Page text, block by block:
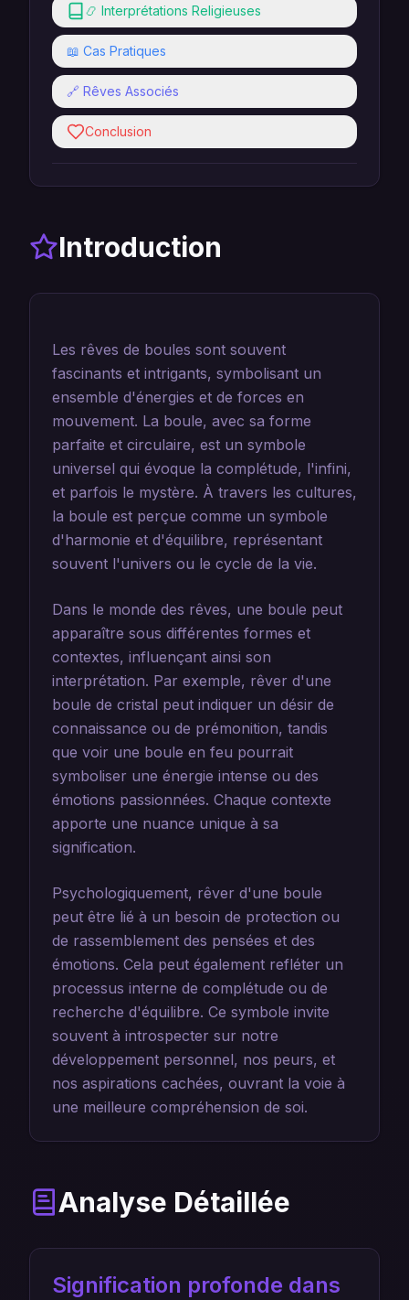
📿 Interprétations Religieuses
📖 Cas Pratiques
🔗 Rêves Associés
Conclusion
Introduction
Les rêves de boules sont souvent
fascinants et intrigants, symbolisant un
ensemble d'énergies et de forces en
mouvement. La boule, avec sa forme
parfaite et circulaire, est un symbole
universel qui évoque la complétude, l'infini,
et parfois le mystère. À travers les cultures,
la boule est perçue comme un symbole
d'harmonie et d'équilibre, représentant
souvent l'univers ou le cycle de la vie.
Dans le monde des rêves, une boule peut
apparaître sous différentes formes et
contextes, influençant ainsi son
interprétation. Par exemple, rêver d'une
boule de cristal peut indiquer un désir de
connaissance ou de prémonition, tandis
que voir une boule en feu pourrait
symboliser une énergie intense ou des
émotions passionnées. Chaque contexte
apporte une nuance unique à sa
signification.
Psychologiquement, rêver d'une boule
peut être lié à un besoin de protection ou
de rassemblement des pensées et des
émotions. Cela peut également refléter un
processus interne de complétude ou de
recherche d'équilibre. Ce symbole invite
souvent à introspecter sur notre
développement personnel, nos peurs, et
nos aspirations cachées, ouvrant la voie à
une meilleure compréhension de soi.
Analyse Détaillée
Signification profonde dans